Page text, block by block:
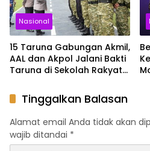
Nasional
15 Taruna Gabungan Akmil,
AAL dan Akpol Jalani Bakti
Taruna di Sekolah Rakyat
Tinggalkan Balasan
Alamat email Anda tidak akan
wajib ditandai *